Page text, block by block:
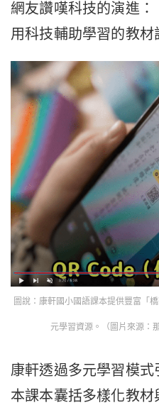
網友讚嘆科技的演進
用科技輔助學習的教材
圖說：康軒國小國語課本提供豐富「
元學習資源。（圖片來源：
康軒透過多元學習模
本課本囊括多樣化教